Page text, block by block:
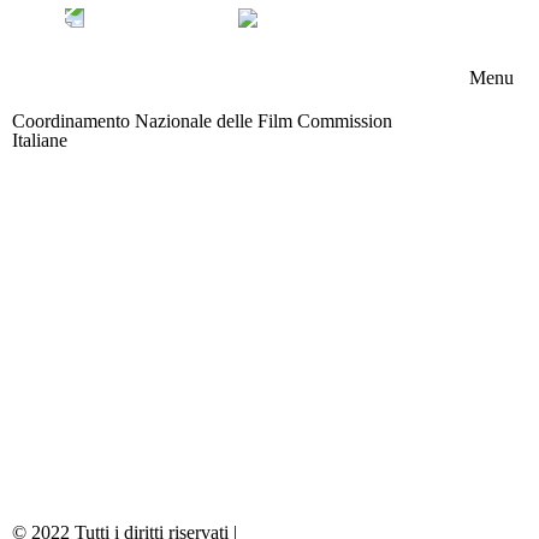
Coordinamento Nazionale delle Film Commission
Italiane
Menu
© 2022 Tutti i diritti riservati |